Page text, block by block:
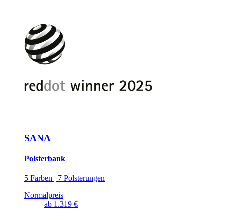
SANA
Polsterbank
5 Farben | 7 Polsterungen
Normalpreis
ab 1.319 €